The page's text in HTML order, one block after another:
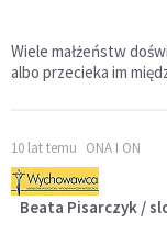
Wiele małżeństw
albo przecieka im
10 lat temu ONA I ON
Beata Pisarczyk /